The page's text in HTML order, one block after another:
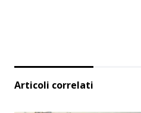
Articoli correlati